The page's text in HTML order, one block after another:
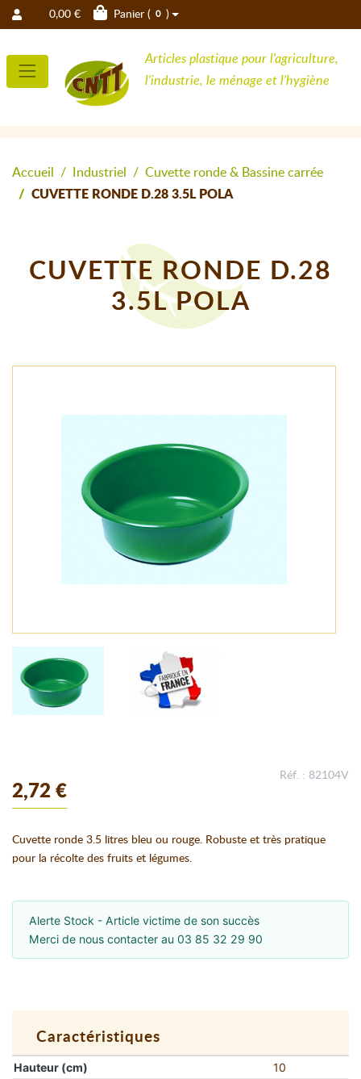
0,00 € Panier ( 0 )
Articles plastique pour l'agriculture,
l'industrie, le ménage et l'hygiène
Accueil Industriel
Cuvette ronde & Bassine carrée
CUVETTE RONDE D.28 3.5L POLA
CUVETTE RONDE D.28
3.5L POLA
2,72 €
Réf. : 82104V
Cuvette ronde 3.5 litres bleu ou rouge. Robuste et très pratique
pour la récolte des fruits et légumes.
Alerte Stock - Article victime de son succès
Merci de nous contacter au 03 85 32 29 90
Caractéristiques
Hauteur (cm)
10